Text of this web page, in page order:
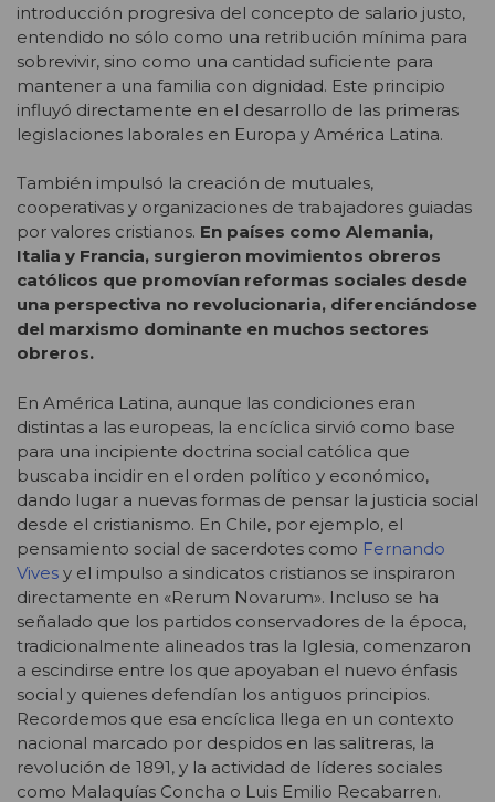
introducción progresiva del concepto de salario justo,
entendido no sólo como una retribución mínima para
sobrevivir, sino como una cantidad suficiente para
mantener a una familia con dignidad. Este principio
influyó directamente en el desarrollo de las primeras
legislaciones laborales en Europa y América Latina.
También impulsó la creación de mutuales,
cooperativas y organizaciones de trabajadores guiadas
por valores cristianos. En países como Alemania,
Italia y Francia, surgieron movimientos obreros
católicos que promovían reformas sociales desde
una perspectiva no revolucionaria, diferenciándose
del marxismo dominante en muchos sectores
obreros.
En América Latina, aunque las condiciones eran
distintas a las europeas, la encíclica sirvió como base
para una incipiente doctrina social católica que
buscaba incidir en el orden político y económico,
dando lugar a nuevas formas de pensar la justicia social
desde el cristianismo. En Chile, por ejemplo, el
pensamiento social de sacerdotes como Fernando
Vives y el impulso a sindicatos cristianos se inspiraron
directamente en «Rerum Novarum». Incluso se ha
señalado que los partidos conservadores de la época,
tradicionalmente alineados tras la Iglesia, comenzaron
a escindirse entre los que apoyaban el nuevo énfasis
social y quienes defendían los antiguos principios.
Recordemos que esa encíclica llega en un contexto
nacional marcado por despidos en las salitreras, la
revolución de 1891, y la actividad de líderes sociales
como Malaquías Concha o Luis Emilio Recabarren.